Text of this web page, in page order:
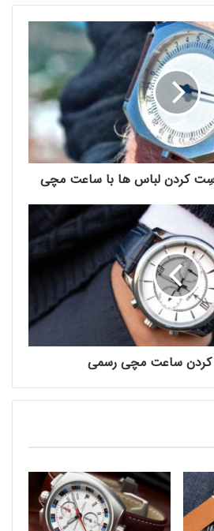
آسان است. زنجیر ساعت را از
عبورداده و ساعت را در جیب
حالت به شما حس پیچیدگی
که به راحتی میتوانید از آن
کردن لباس ها با ساعت مچی
ساعت مچی رسمی